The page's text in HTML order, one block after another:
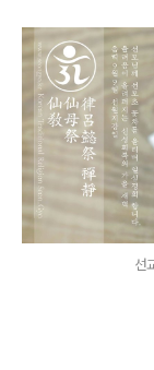
선